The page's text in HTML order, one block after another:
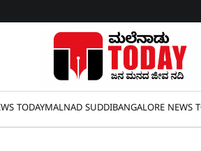
TODAYMALNAD SUDDIBANGALORE NEWS